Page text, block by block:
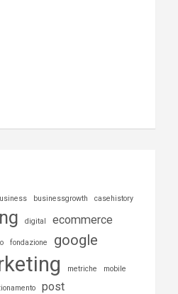
businessgrowth casehistory
digital ecommerce
fondazione google
metriche mobile
post